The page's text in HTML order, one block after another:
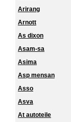
Arirang
Arnott
As dixon
Asam-sa
Asima
Asp mensan
Asso
Asva
At autoteile